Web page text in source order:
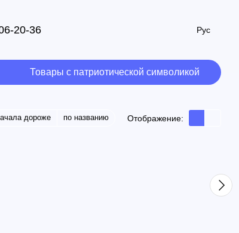
20-36 Рус
Товары с патриотической символикой
дороже по названию Отображение: